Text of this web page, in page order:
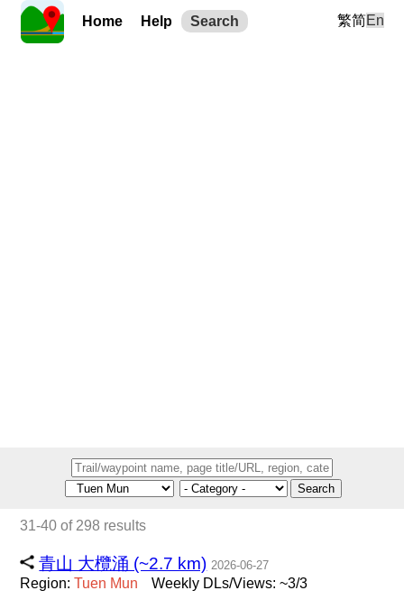
Home Help Search 繁简En
Search
31-40 of 298 results
青山 大欖涌 (~2.7 km) 2026-06-27
Region:Tuen Mun Weekly DLs/Views: ~3/3